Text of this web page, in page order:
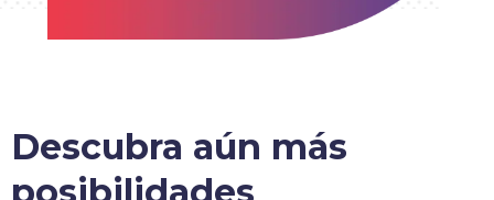
Descubra aún más